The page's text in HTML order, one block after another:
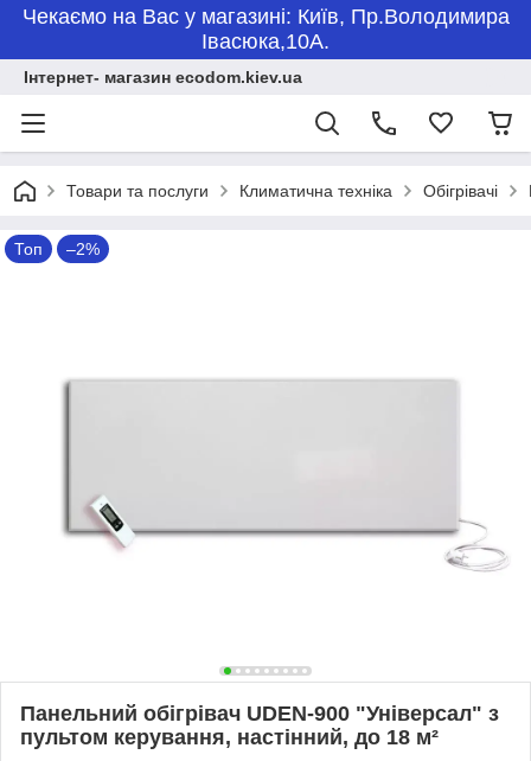
Чекаємо на Вас у магазині: Київ, Пр.Володимира
Івасюка,10А.
Інтернет- магазин ecodom.kiev.ua
Товари та послуги Климатична техніка Обігрівачі
Топ –2%
Панельний обігрівач UDEN-900 "Універсал" з
пультом керування, настінний, до 18 м²